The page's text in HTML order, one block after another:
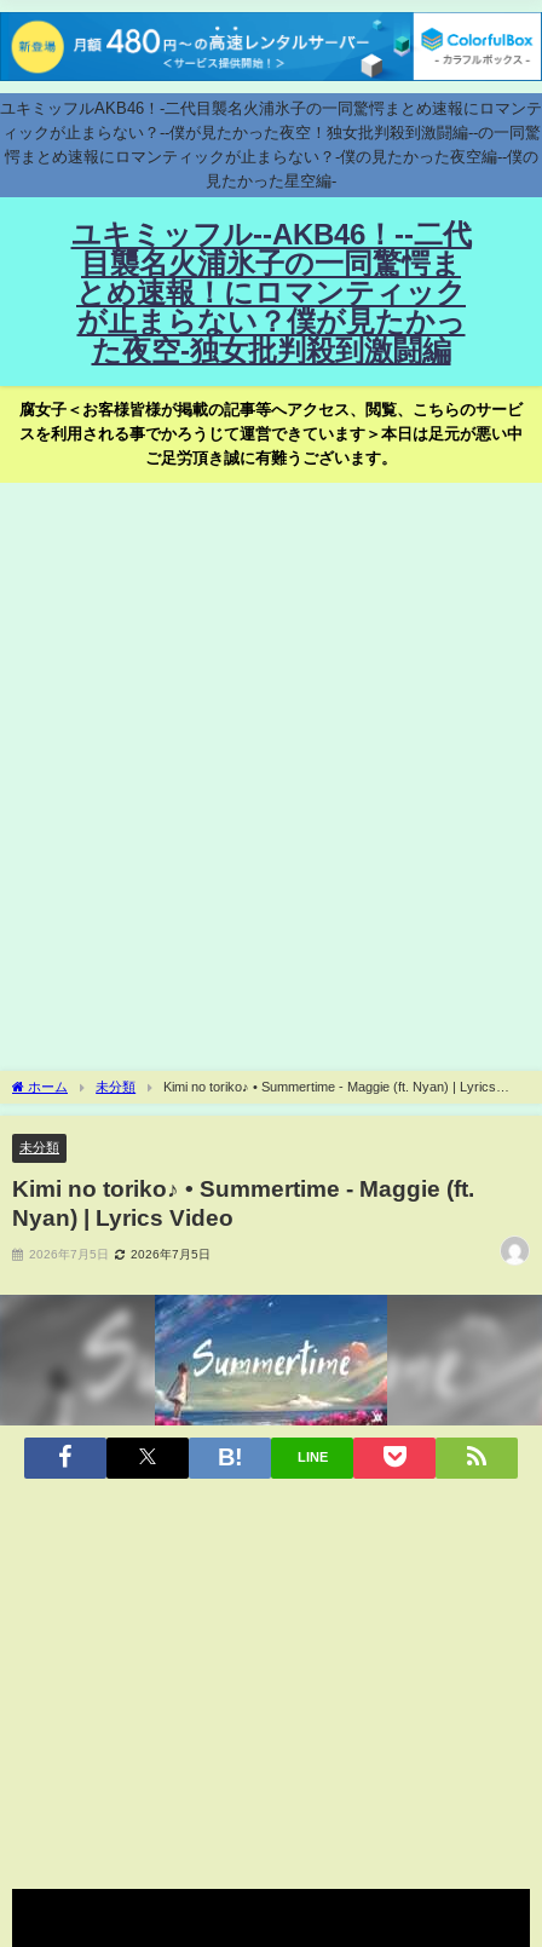
ユキミッフルAKB46！-二代目襲名火浦氷子の一同驚愕まとめ速報にロマンテ
ィックが止まらない？--僕が見たかった夜空！独女批判殺到激闘編--の一同驚
愕まとめ速報にロマンティックが止まらない？-僕の見たかった夜空編--僕の
見たかった星空編-
ユキミッフル--AKB46！--二代
目襲名火浦氷子の一同驚愕ま
とめ速報！にロマンティック
が止まらない？僕が見たかっ
た夜空-独女批判殺到激闘編
腐女子＜お客様皆様が掲載の記事等へアクセス、閲覧、こちらのサービ
スを利用される事でかろうじて運営できています＞本日は足元が悪い中
ご足労頂き誠に有難うございます。
ホーム 未分類
Kimi no toriko♪ • Summertime - Maggie (ft. Nyan) | Lyrics
Video
未分類
Kimi no toriko♪ • Summertime - Maggie (ft.
Nyan) | Lyrics Video
2026年7月5日 2026年7月5日
LINE